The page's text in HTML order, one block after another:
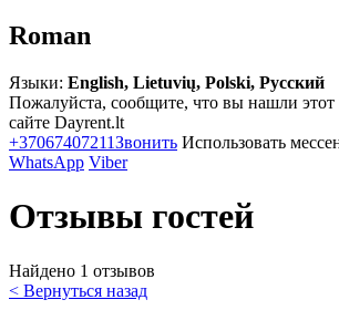
Roman
Языки: English, Lietuvių, Polski, Русский
Пожалуйста, сообщите, что вы нашли этот
сайте Dayrent.lt
+37067407211Звонить Использовать
WhatsApp Viber
Отзывы гостей
Найдено 1 отзывов
< Вернуться назад